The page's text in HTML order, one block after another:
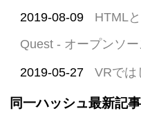
2019-08-09
HTML
Quest - オープンソ
2019-05-27 VRでは
同一ハッシュ最新記